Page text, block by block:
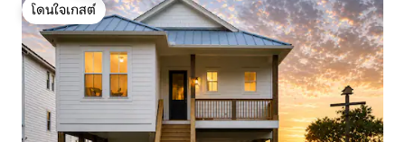
โดนใจเกสต์
โดนใจเกสต์